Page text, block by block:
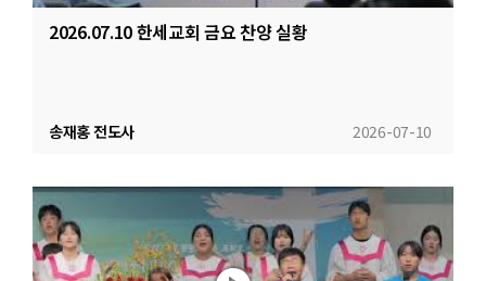
2026.07.10 한세교회 금요 찬양 실황
2026-07-10
송재홍 전도사